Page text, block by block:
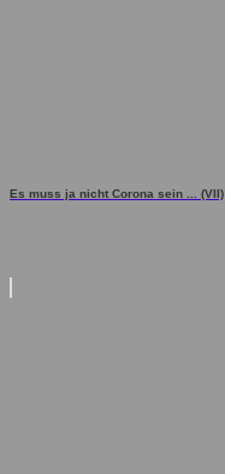
Es muss ja nicht Corona sein ... (VII)